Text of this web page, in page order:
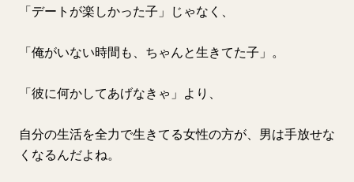
「デートが楽しかった子」じゃなく、
「俺がいない時間も、ちゃんと生きてた子」。
「彼に何かしてあげなきゃ」より、
自分の生活を全力で生きてる女性の方が、男は手放せな
くなるんだよね。